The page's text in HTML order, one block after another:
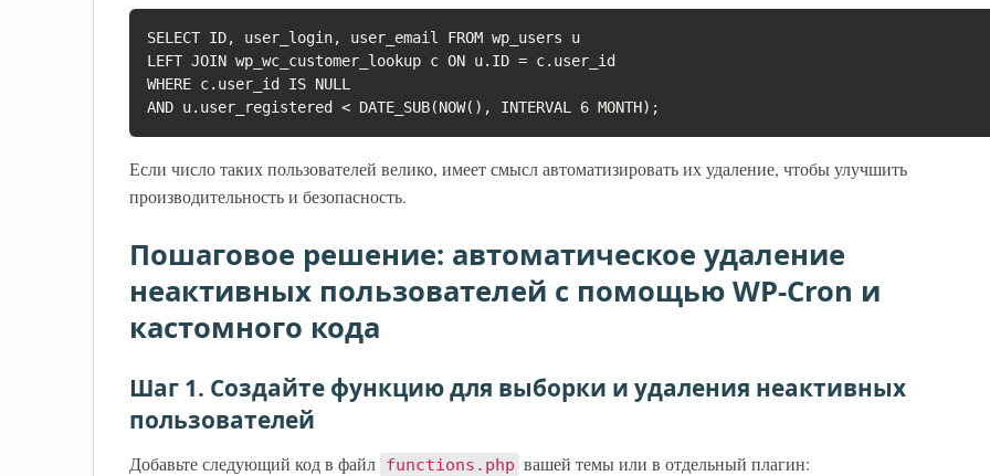
SELECT ID, user_login, user_email FROM wp_users u
LEFT JOIN wp_wc_customer_lookup c ON u.ID = c.user_id
WHERE c.user_id IS NULL
AND u.user_registered < DATE_SUB(NOW(), INTERVAL 6 MONTH);
Если число таких пользователей велико, имеет смысл автоматизировать их удаление, чтобы улучшить
производительность и безопасность.
Пошаговое решение: автоматическое удаление
неактивных пользователей с помощью WP-Cron и
кастомного кода
Шаг 1. Создайте функцию для выборки и удаления неактивных
пользователей
Добавьте следующий код в файл functions.php вашей темы или в отдельный плагин: